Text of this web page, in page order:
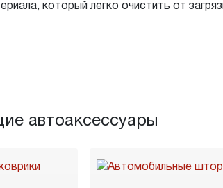
который легко очистить от
автоаксессуары